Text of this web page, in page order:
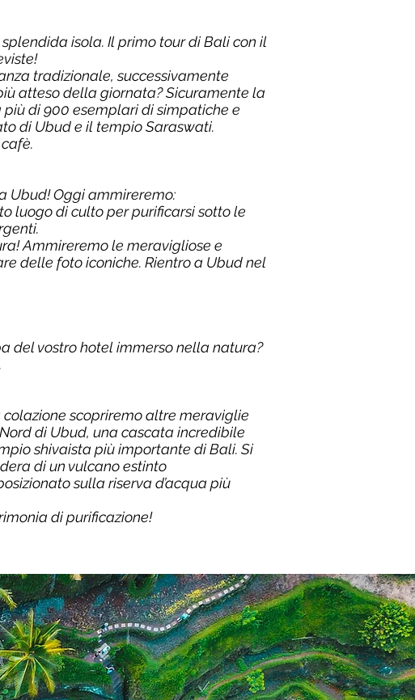
isola. Il primo tour di Bali con il
tradizionale, successivamente
atteso della giornata? Sicuramente la
di 900 esemplari di simpatiche e
di Ubud e il tempio Saraswati.
Ubud! Oggi ammireremo:
luogo di culto per purificarsi sotto le
Ammireremo le meravigliose e
delle foto iconiche. Rientro a Ubud nel
del vostro hotel immerso nella natura?
scopriremo altre meraviglie
di Ubud, una cascata incredibile
shivaista più importante di Bali. Si
di un vulcano estinto
sulla riserva d’acqua più
di purificazione!